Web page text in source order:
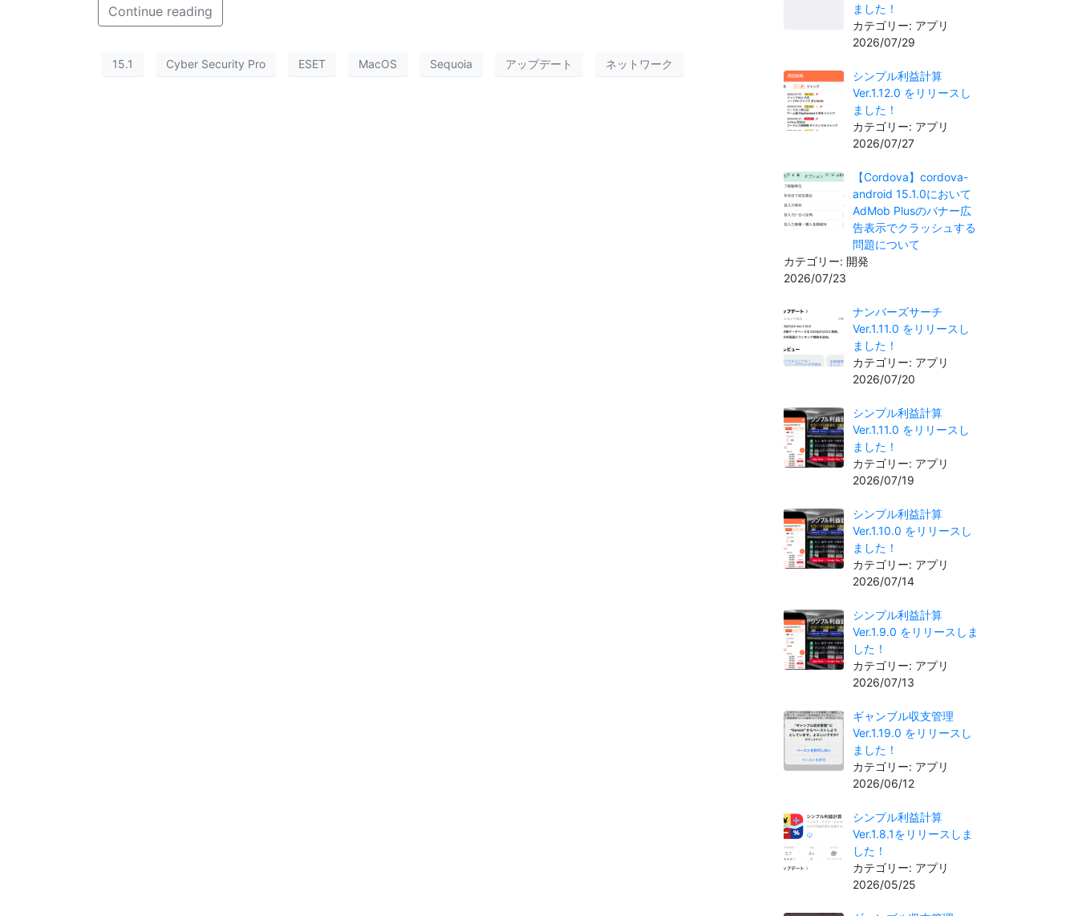
Continue reading
15.1 Cyber Security Pro ESET MacOS Sequoia アップデート ネットワーク
ました！
カテゴリー: アプリ
2026/07/29
シンプル利益計算
Ver.1.12.0 をリリースし
ました！
カテゴリー: アプリ
2026/07/27
【Cordova】cordova-
android 15.1.0において
AdMob Plusのバナー広
告表示でクラッシュする
問題について
カテゴリー: 開発
2026/07/23
ナンバーズサーチ
Ver.1.11.0 をリリースし
ました！
カテゴリー: アプリ
2026/07/20
シンプル利益計算
Ver.1.11.0 をリリースし
ました！
カテゴリー: アプリ
2026/07/19
シンプル利益計算
Ver.1.10.0 をリリースし
ました！
カテゴリー: アプリ
2026/07/14
シンプル利益計算
Ver.1.9.0 をリリースしま
した！
カテゴリー: アプリ
2026/07/13
ギャンブル収支管理
Ver.1.19.0 をリリースし
ました！
カテゴリー: アプリ
2026/06/12
シンプル利益計算
Ver.1.8.1をリリースしま
した！
カテゴリー: アプリ
2026/05/25